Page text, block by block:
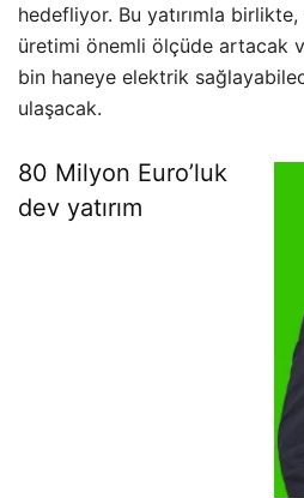
hedefliyor. Bu yatırımla birlikte,
üretimi önemli ölçüde artacak
bin haneye elektrik
ulaşacak.
80 Milyon Euro’luk
dev yatırım